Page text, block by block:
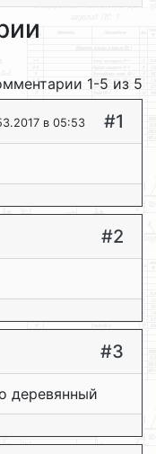
1-5 из 5
в 05:53 #1
#2
#3
деревянный